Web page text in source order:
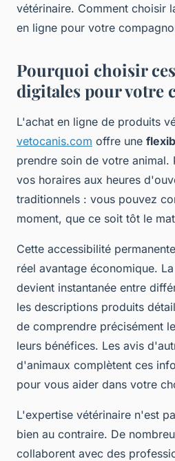
vétérinaire. Comment choisir
en ligne pour votre
Pourquoi choisir
digitales pour votre
L'achat en ligne de produits
vetocanis.com offre une
prendre soin de votre animal.
vos horaires aux heures
traditionnels : vous pouvez
moment, que ce soit tôt le
Cette accessibilité
réel avantage économique.
devient instantanée entre
les descriptions produits
de comprendre précisément
leurs bénéfices. Les avis
d'animaux complètent ces
pour vous aider dans votre
L'expertise vétérinaire n'est
bien au contraire. De
collaborent avec des